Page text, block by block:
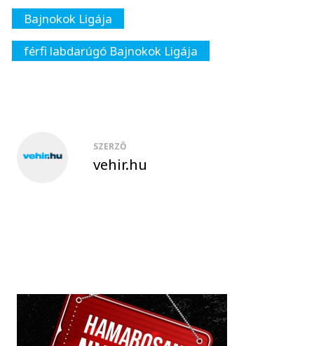
Bajnokok Ligája
férfi labdarúgó Bajnokok Ligája
SZERZŐ
vehir.hu